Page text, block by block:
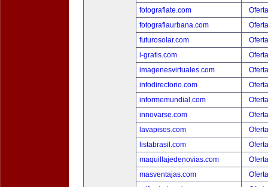
fotografiate.com
fotografiaurbana.com
futurosolar.com
i-gratis.com
imagenesvirtuales.com
infodirectorio.com
informemundial.com
innovarse.com
lavapisos.com
listabrasil.com
maquillajedenovias.com
masventajas.com